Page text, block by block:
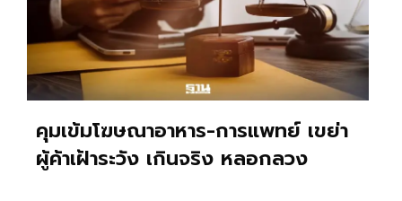
คุมเข้มโฆษณาอาหาร-การแพทย์ เขย่า
ผู้ค้าเฝ้าระวัง เกินจริง หลอกลวง